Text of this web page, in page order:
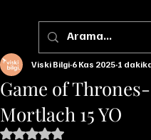
Game of
Mortlach 15 YO
Viski Bilgi 6 Kas 2025 1
5 üzerinden NaN yıldız